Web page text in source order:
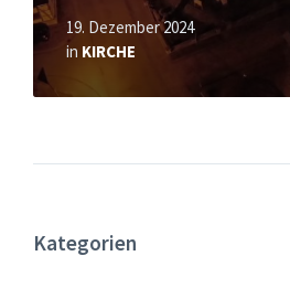
19. Dezember 2024
in KIRCHE
Kategorien